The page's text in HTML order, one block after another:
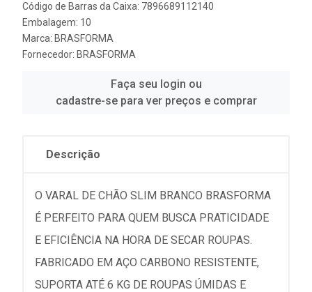
Código de Barras da Caixa: 7896689112140
Embalagem: 10
Marca: BRASFORMA
Fornecedor: BRASFORMA
Faça seu login ou
cadastre-se para ver preços e comprar
Descrição
O VARAL DE CHÃO SLIM BRANCO BRASFORMA
É PERFEITO PARA QUEM BUSCA PRATICIDADE
E EFICIÊNCIA NA HORA DE SECAR ROUPAS.
FABRICADO EM AÇO CARBONO RESISTENTE,
SUPORTA ATÉ 6 KG DE ROUPAS ÚMIDAS E